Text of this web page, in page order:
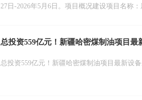
27日-2026年5月6日。项目概况建设项目名称
总投资559亿元！新疆哈密煤制油项目最